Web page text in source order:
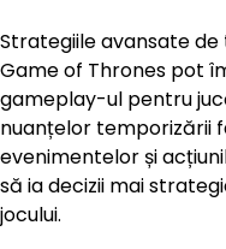
Strategiile avansate
Game of Thrones pot
gameplay-ul pentru
nuanțelor temporizării
evenimentelor și
să ia decizii mai
jocului.